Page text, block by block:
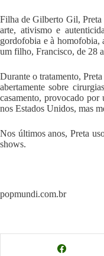
Filha de Gilberto Gil, Preta
arte, ativismo e
gordofobia e à homofobia,
um filho, Francisco, de 28
Durante o tratamento,
abertamente sobre
casamento, provocado por
nos Estados Unidos, mas
Nos últimos anos, Preta
shows.
popmundi.com.br